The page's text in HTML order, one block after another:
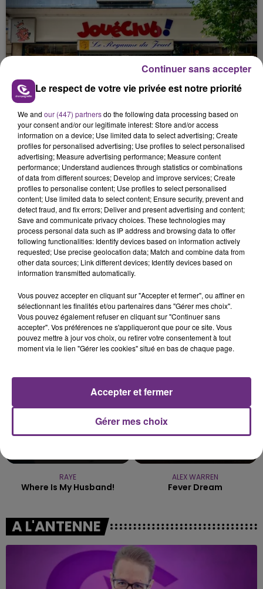
justifiée par la sécheresse intense qui est toujours
présente.
LE MAGASIN JOUÉCLUB DE REIMS FERME
SES PORTES
C'était l'une des institutions du centre-ville
rémois. Le magasin JouéClub est contraint de
fermer ses portes.
TITRES DIFFUSÉS
19h29
19h29
CALVIN HARRIS FEAT. RIHANNA
This Is What You Came For
19h25
19h25
ORIA
Soiree Mondaine
RAYE
Where Is My Husband!
ALEX WARREN
Fever Dream
A L'ANTENNE
Le respect de votre vie privée est notre priorité
We and our (447) partnersdo the following data processing based on
your consent and/or our legitimate interest: Store and/or access
information on a device; Use limited data to select advertising; Create
profiles for personalised advertising; Use profiles to select personalised
advertising; Measure advertising performance; Measure content
performance; Understand audiences through statistics or combinations
of data from different sources; Develop and improve services; Create
profiles to personalise content; Use profiles to select personalised
content; Use limited data to select content; Ensure security, prevent and
detect fraud, and fix errors; Deliver and present advertising and content;
Save and communicate privacy choices. These technologies may
process personal data such as IP address and browsing data to offer
following functionalities: Identify devices based on information actively
requested; Use precise geolocation data; Match and combine data from
other data sources; Link different devices; Identify devices based on
information transmitted automatically.
Vous pouvez accepter en cliquant sur "Accepter et fermer", ou affiner en
sélectionnant les finalités et/ou partenaires dans "Gérer mes choix".
Vous pouvez également refuser en cliquant sur "Continuer sans
accepter". Vos préférences ne s'appliqueront que pour ce site. Vous
pouvez mettre à jour vos choix, ou retirer votre consentement à tout
moment via le lien "Gérer les cookies" situé en bas de chaque page.
Gérer mes choix
Accepter et fermer
Continuer sans accepter